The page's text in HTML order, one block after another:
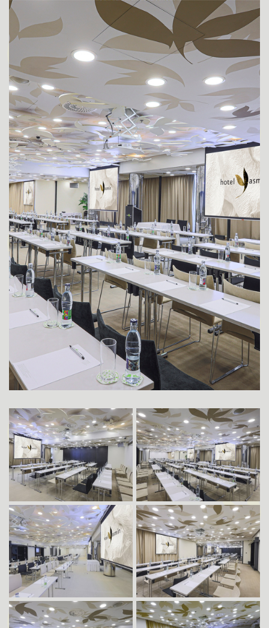
SUPERIOR НОМЕРА ДЛЯ ГОСТЕЙ С
ОГРАНИЧЕННЫМИ
НOMEP DE LUXE
AПАРТАМЕНТ JUNIOR SUITE
AПАРТАМЕНТ DELUXE YASMIN